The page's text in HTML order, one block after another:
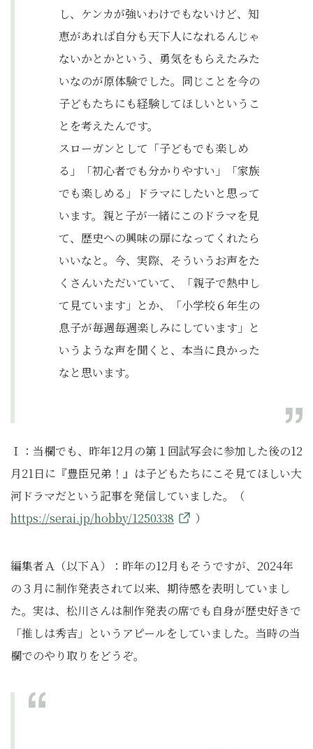
し、ケンカが強いわけでもないけど、知
恵があれば自分も天下人になれるんじゃ
ないかとかという、勇気をもらえたみた
いなのが原体験でした。同じことを今の
子どもたちにも経験してほしいというこ
とを考えたんです。
スローガンとして「子どもでも楽しめ
る」「初心者でも分かりやすい」「家族
でも楽しめる」ドラマにしたいと思って
います。親と子が一緒にこのドラマを見
て、歴史への興味の扉になってくれたら
いいなと。今、実際、そういうお声をた
くさんいただいていて、「親子で熱中し
て見ています」とか、「小学校６年生の
息子が毎週毎週楽しみにしています」と
いうような声を聞くと、本当に良かった
なと思います。
Ｉ：当欄でも、昨年12月の第１回試写会に参加した後の12
月21日に『豊臣兄弟！』は子どもたちにこそ見てほしい大
河ドラマだという記事を発信していました。（
https://serai.jp/hobby/1250338
）
編集者Ａ（以下Ａ）：昨年の12月もそうですが、2024年
の３月に制作発表されて以来、期待感を表明していまし
た。実は、松川さんは制作発表の席でも自身が歴史好きで
「推しは秀吉」というアピールをしていました。当時の当
欄でのやり取りをどうぞ。